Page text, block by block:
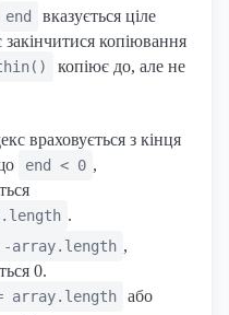
end
вказується ціле
копіювання
копіює до, але не
враховується з кінця
end < 0 ,
.
-array.length ,
0.
array.length або